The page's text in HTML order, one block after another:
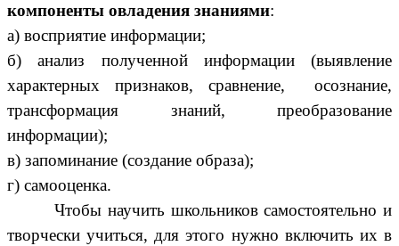
компоненты овладения знаниями:
а) восприятие информации;
б) анализ полученной информации (выявление
характерных признаков, сравнение, осознание,
трансформация знаний, преобразование
информации);
в) запоминание (создание образа);
г) самооценка.
Чтобы научить школьников самостоятельно и
творчески учиться, для этого нужно включить их в